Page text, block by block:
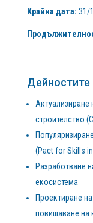
Крайна дата: 31/
Дейностите
Актуализиране
строителство
(Pact for Skills
Разработване
екосистема
Проектиране
повишаване на